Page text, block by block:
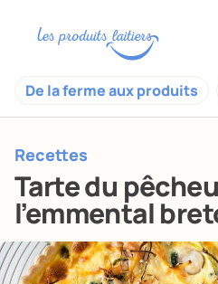
De la ferme aux produits
Recettes
Tarte du
l’emmental